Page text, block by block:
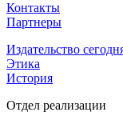
Контакты
Партнеры
Издательство
Этика
История
Отдел реализации